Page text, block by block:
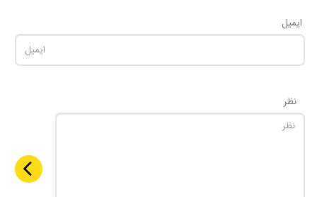
ایمیل
نظر